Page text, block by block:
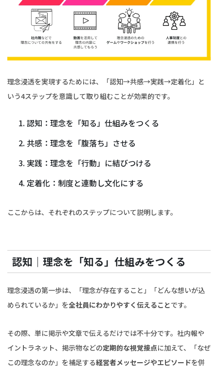
理念浸透を実現するためには、「認知→共感→実践→定着化」と
いう4ステップを意識して取り組むことが効果的です。
認知：理念を「知る」仕組みをつくる
共感：理念を「腹落ち」させる
実践：理念を「行動」に結びつける
定着化：制度と連動し文化にする
ここからは、それぞれのステップについて説明します。
認知｜理念を「知る」仕組みをつくる
理念浸透の第一歩は、「理念が存在すること」「どんな想いが込
められているか」を全社員にわかりやすく伝えることです。
その際、単に掲示や文章で伝えるだけでは不十分です。社内報や
イントラネット、掲示物などの定期的な視覚接点に加えて、「なぜ
この理念なのか」を補足する経営者メッセージやエピソードを併